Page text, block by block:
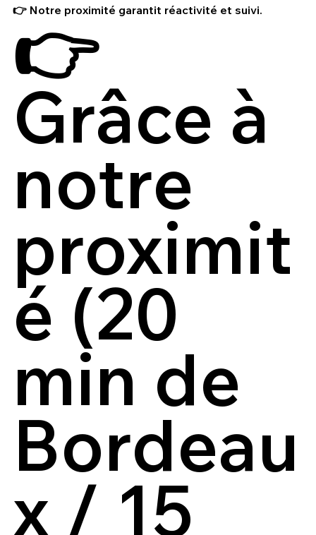
👉 Notre proximité garantit réactivité et suivi.
👉
Grâce à
notre
proximit
é (20
min de
Bordeau
x / 15